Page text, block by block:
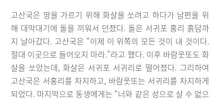
고산국은 땅을 가르기 위해 화살을 쏘려고 하다가 남편을 위
해 대막대기에 돌을 끼워서 던졌다. 돌은 서귀포 홍리 흙담까
지 날아갔다. 고산국은 “이제 이 위쪽의 모든 것이 내 것이다.
절대 이곳으로 들어오지 마라.”라고 했다. 이후 바람웃또도 화
살을 쏘았는데, 화살은 서귀포 서귀리로 떨어졌다. 그리하여
고산국은 서홍리를 차지하고, 바람웃또는 서귀리를 차지하게
되었다. 마지막으로 동생에게는 “너와 같은 성으로 살 수 없으